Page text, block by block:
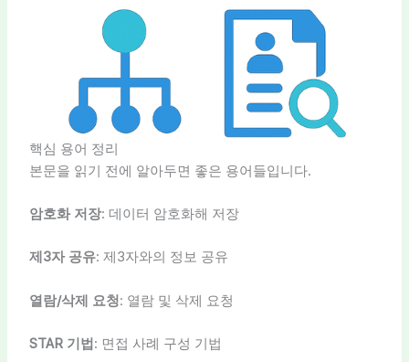
핵심 용어 정리
본문을 읽기 전에 알아두면 좋은 용어들입니다.
암호화 저장: 데이터 암호화해 저장
제3자 공유: 제3자와의 정보 공유
열람/삭제 요청: 열람 및 삭제 요청
STAR 기법 : 면접 사례 구성 기법